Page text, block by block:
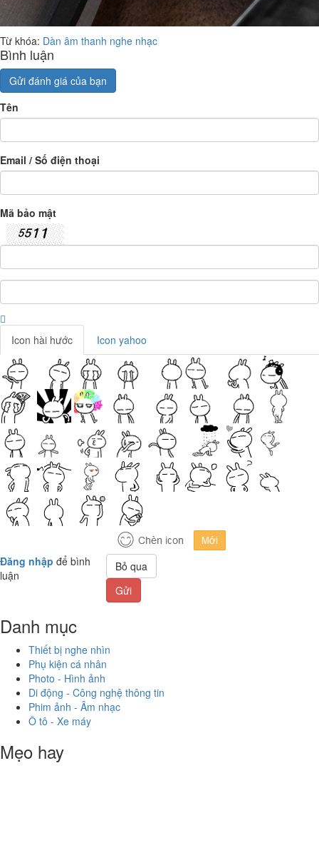
Từ khóa: Dàn âm thanh nghe nhạc
Bình luận
Gửi đánh giá của bạn
Tên
Email / Số điện thoại
Mã bảo mật
Icon hài hước Icon yahoo
Đăng nhập để bình
luận
Bỏ qua
Gửi
Danh mục
Thiết bị nghe nhìn
Phụ kiện cá nhân
Photo - Hình ảnh
Di động - Công nghệ thông tin
Phim ảnh - Âm nhạc
Ô tô - Xe máy
Mẹo hay